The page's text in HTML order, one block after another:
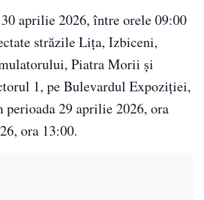
aprilie 2026, între orele 09:00
străzile Lița, Izbiceni,
Piatra Morii și
1, pe Bulevardul Expoziției,
perioada 29 aprilie 2026, ora
ora 13:00.